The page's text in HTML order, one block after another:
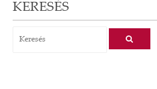
KERESÉS